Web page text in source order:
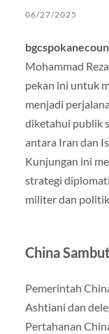
06/27/2025
Mohammad
pekan ini untuk
menjadi
diketahui publik
antara Iran dan
Kunjungan ini
strategi
militer dan
China
Pemerintah
Ashtiani dan
Pertahanan